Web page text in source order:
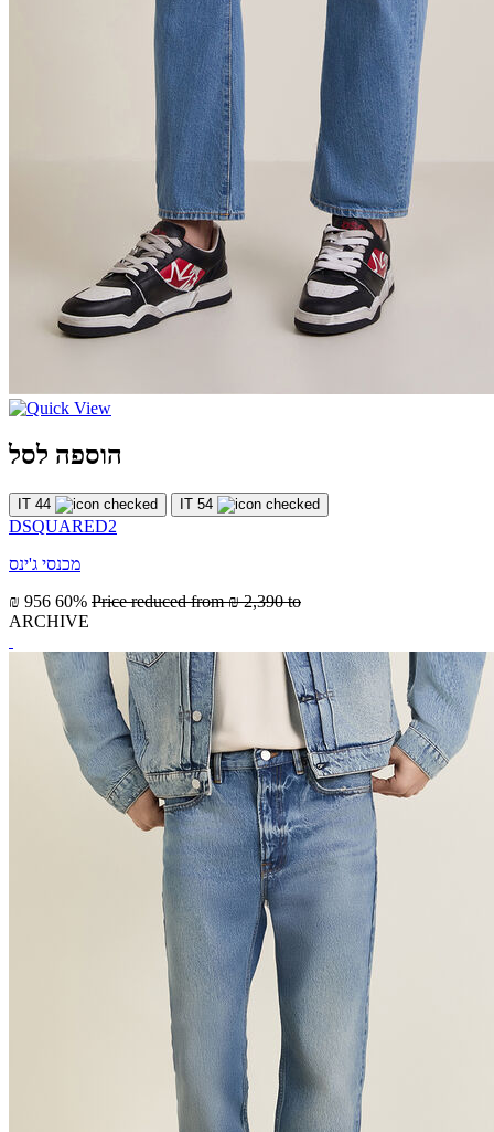
הוספה לסל
IT 44 IT 54
DSQUARED2
מכנסי ג'ינס
₪ 956 60% Price reduced from₪ 2,390 to
ARCHIVE